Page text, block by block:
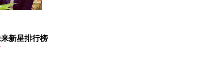
朱安禹
新星排行榜